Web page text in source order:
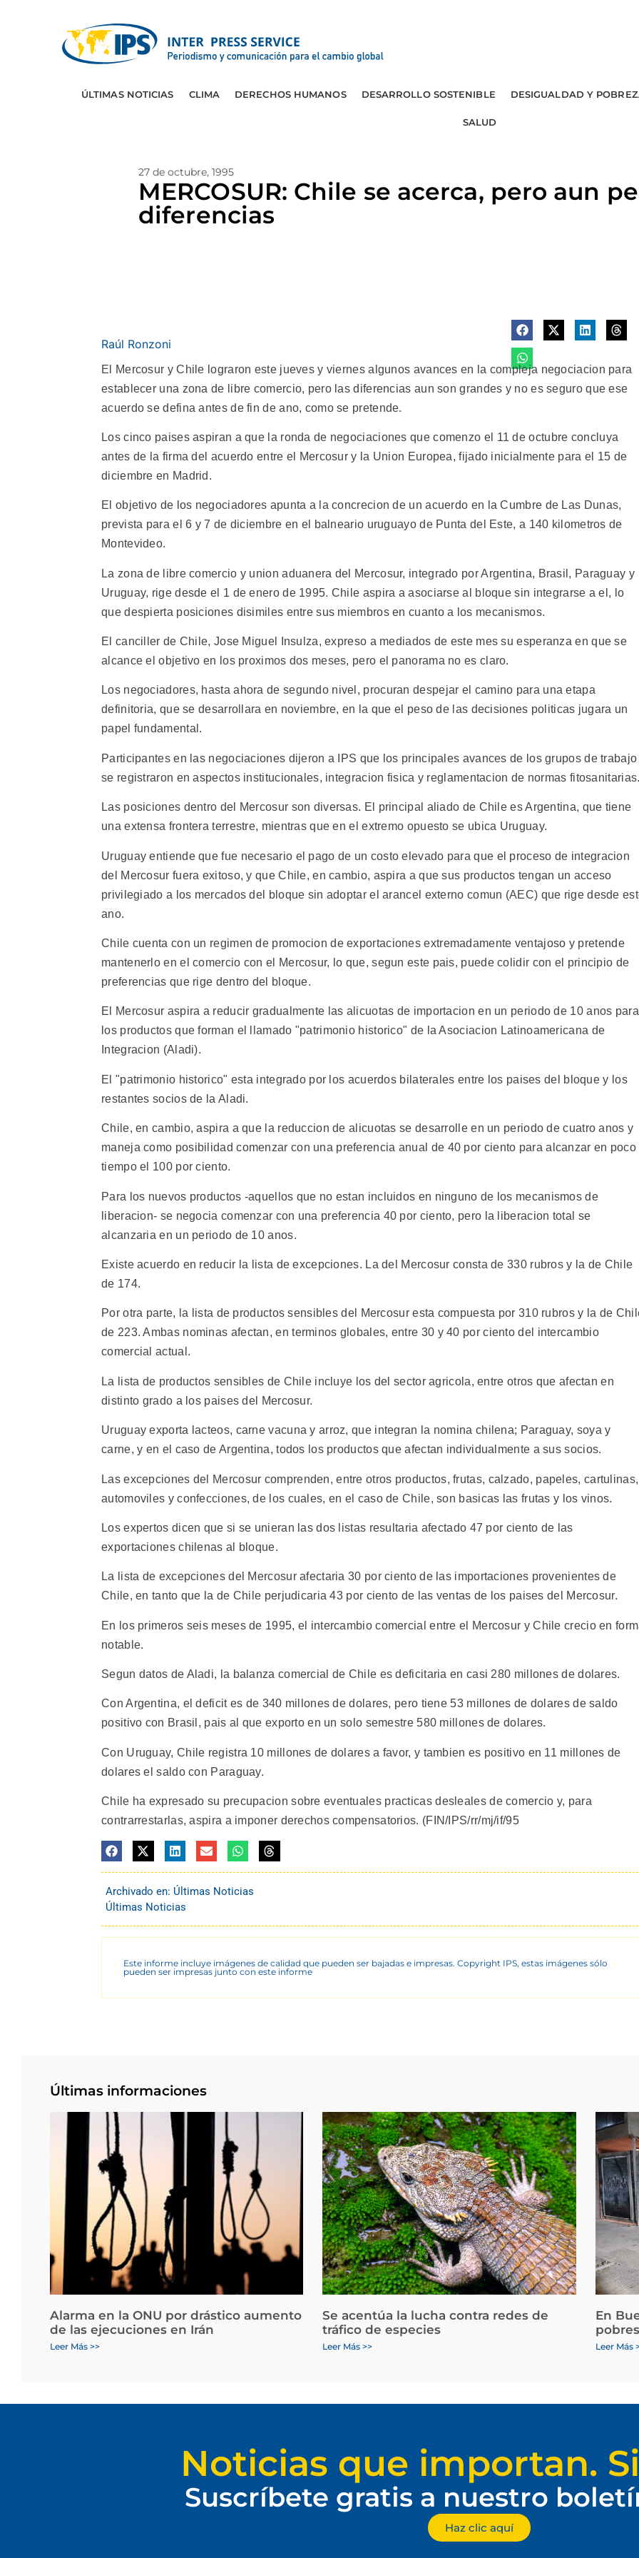
ÚLTIMAS NOTICIAS CLIMA DERECHOS HUMANOS DESARROLLO SOSTENIBLE DESIGUALDAD Y
SALUD
27 de octubre, 1995
MERCOSUR: Chile se acerca, pero aun
diferencias
Raúl Ronzoni
El Mercosur y Chile lograron este jueves y viernes algunos avances en la compleja negociacion para
establecer una zona de libre comercio, pero las diferencias aun son grandes y no es seguro que ese
acuerdo se defina antes de fin de ano, como se pretende.
Los cinco paises aspiran a que la ronda de negociaciones que comenzo el 11 de octubre concluya
antes de la firma del acuerdo entre el Mercosur y la Union Europea, fijado inicialmente para el 15 de
diciembre en Madrid.
El objetivo de los negociadores apunta a la concrecion de un acuerdo en la Cumbre de Las Dunas,
prevista para el 6 y 7 de diciembre en el balneario uruguayo de Punta del Este, a 140 kilometros de
Montevideo.
La zona de libre comercio y union aduanera del Mercosur, integrado por Argentina, Brasil, Paraguay y
Uruguay, rige desde el 1 de enero de 1995. Chile aspira a asociarse al bloque sin integrarse a el, lo
que despierta posiciones disimiles entre sus miembros en cuanto a los mecanismos.
El canciller de Chile, Jose Miguel Insulza, expreso a mediados de este mes su esperanza en que se
alcance el objetivo en los proximos dos meses, pero el panorama no es claro.
Los negociadores, hasta ahora de segundo nivel, procuran despejar el camino para una etapa
definitoria, que se desarrollara en noviembre, en la que el peso de las decisiones politicas jugara un
papel fundamental.
Participantes en las negociaciones dijeron a IPS que los principales avances de los grupos de trabajo
se registraron en aspectos institucionales, integracion fisica y reglamentacion de normas
Las posiciones dentro del Mercosur son diversas. El principal aliado de Chile es Argentina, que tiene
una extensa frontera terrestre, mientras que en el extremo opuesto se ubica Uruguay.
Uruguay entiende que fue necesario el pago de un costo elevado para que el proceso de integracion
del Mercosur fuera exitoso, y que Chile, en cambio, aspira a que sus productos tengan un acceso
privilegiado a los mercados del bloque sin adoptar el arancel externo comun (AEC) que rige desde
ano.
Chile cuenta con un regimen de promocion de exportaciones extremadamente ventajoso y pretende
mantenerlo en el comercio con el Mercosur, lo que, segun este pais, puede colidir con el principio de
preferencias que rige dentro del bloque.
El Mercosur aspira a reducir gradualmente las alicuotas de importacion en un periodo de 10 anos para
los productos que forman el llamado "patrimonio historico" de la Asociacion Latinoamericana de
Integracion (Aladi).
El "patrimonio historico" esta integrado por los acuerdos bilaterales entre los paises del bloque y los
restantes socios de la Aladi.
Chile, en cambio, aspira a que la reduccion de alicuotas se desarrolle en un periodo de cuatro anos y
maneja como posibilidad comenzar con una preferencia anual de 40 por ciento para alcanzar en poco
tiempo el 100 por ciento.
Para los nuevos productos -aquellos que no estan incluidos en ninguno de los mecanismos de
liberacion- se negocia comenzar con una preferencia 40 por ciento, pero la liberacion total se
alcanzaria en un periodo de 10 anos.
Existe acuerdo en reducir la lista de excepciones. La del Mercosur consta de 330 rubros y la de Chile
de 174.
Por otra parte, la lista de productos sensibles del Mercosur esta compuesta por 310 rubros y la de
de 223. Ambas nominas afectan, en terminos globales, entre 30 y 40 por ciento del intercambio
comercial actual.
La lista de productos sensibles de Chile incluye los del sector agricola, entre otros que afectan en
distinto grado a los paises del Mercosur.
Uruguay exporta lacteos, carne vacuna y arroz, que integran la nomina chilena; Paraguay, soya y
carne, y en el caso de Argentina, todos los productos que afectan individualmente a sus socios.
Las excepciones del Mercosur comprenden, entre otros productos, frutas, calzado, papeles, cartulinas,
automoviles y confecciones, de los cuales, en el caso de Chile, son basicas las frutas y los vinos.
Los expertos dicen que si se unieran las dos listas resultaria afectado 47 por ciento de las
exportaciones chilenas al bloque.
La lista de excepciones del Mercosur afectaria 30 por ciento de las importaciones provenientes de
Chile, en tanto que la de Chile perjudicaria 43 por ciento de las ventas de los paises del Mercosur.
En los primeros seis meses de 1995, el intercambio comercial entre el Mercosur y Chile crecio en
notable.
Segun datos de Aladi, la balanza comercial de Chile es deficitaria en casi 280 millones de dolares.
Con Argentina, el deficit es de 340 millones de dolares, pero tiene 53 millones de dolares de saldo
positivo con Brasil, pais al que exporto en un solo semestre 580 millones de dolares.
Con Uruguay, Chile registra 10 millones de dolares a favor, y tambien es positivo en 11 millones de
dolares el saldo con Paraguay.
Chile ha expresado su precupacion sobre eventuales practicas desleales de comercio y, para
contrarrestarlas, aspira a imponer derechos compensatorios. (FIN/IPS/rr/mj/if/95
Archivado en: Últimas Noticias
Últimas Noticias
Este informe incluye imágenes de calidad que pueden ser bajadas e impresas. Copyright IPS, estas imágenes sólo
pueden ser impresas junto con este informe
Últimas informaciones
Alarma en la ONU por drástico aumento
de las ejecuciones en Irán
Leer Más >>
Se acentúa la lucha contra redes de
tráfico de especies
Leer Más >>
En
Leer Más
Noticias que importan.
Suscríbete gratis a nuestro
Haz clic aquí